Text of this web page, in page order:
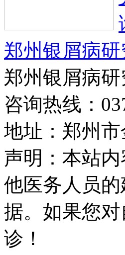
郑州银屑病
郑州银屑病
咨询热线：
地址：郑州
声明：本站
他医务人员
据。如果您
诊！